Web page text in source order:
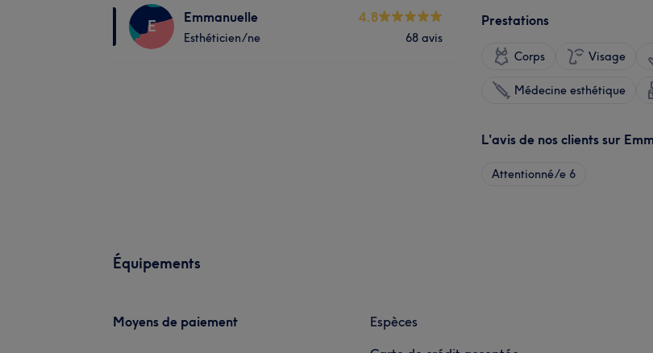
E Emmanuelle
Esthéticien/ne
4.8
68 avis
Prestations
Corps Visage
Médecine esthétique
L'avis de nos clients sur
Attentionné/e 6
Équipements
Moyens de paiement
Espèces